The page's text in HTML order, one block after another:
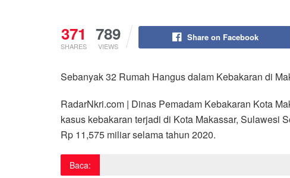
371
SHARES
789
VIEWS
Share on Facebook
Sebanyak 32 Rumah Hangus dalam Kebakaran di
RadarNkri.com | Dinas Pemadam Kebakaran Kota
kasus kebakaran terjadi di Kota Makassar, Sulawesi
Rp 11,575 miliar selama tahun 2020.
Baca: